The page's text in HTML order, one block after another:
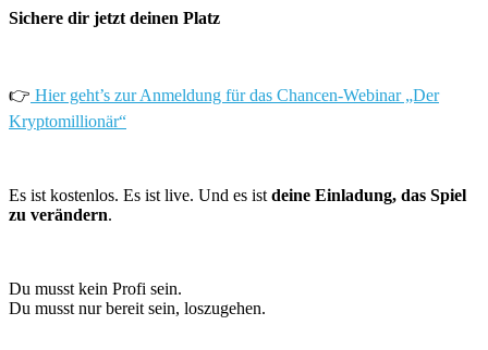
Sichere dir jetzt deinen Platz
👉 Hier geht’s zur Anmeldung für das Chancen-Webinar „Der
Kryptomillionär“
Es ist kostenlos. Es ist live. Und es ist deine Einladung, das Spiel
zu verändern.
Du musst kein Profi sein.
Du musst nur bereit sein, loszugehen.